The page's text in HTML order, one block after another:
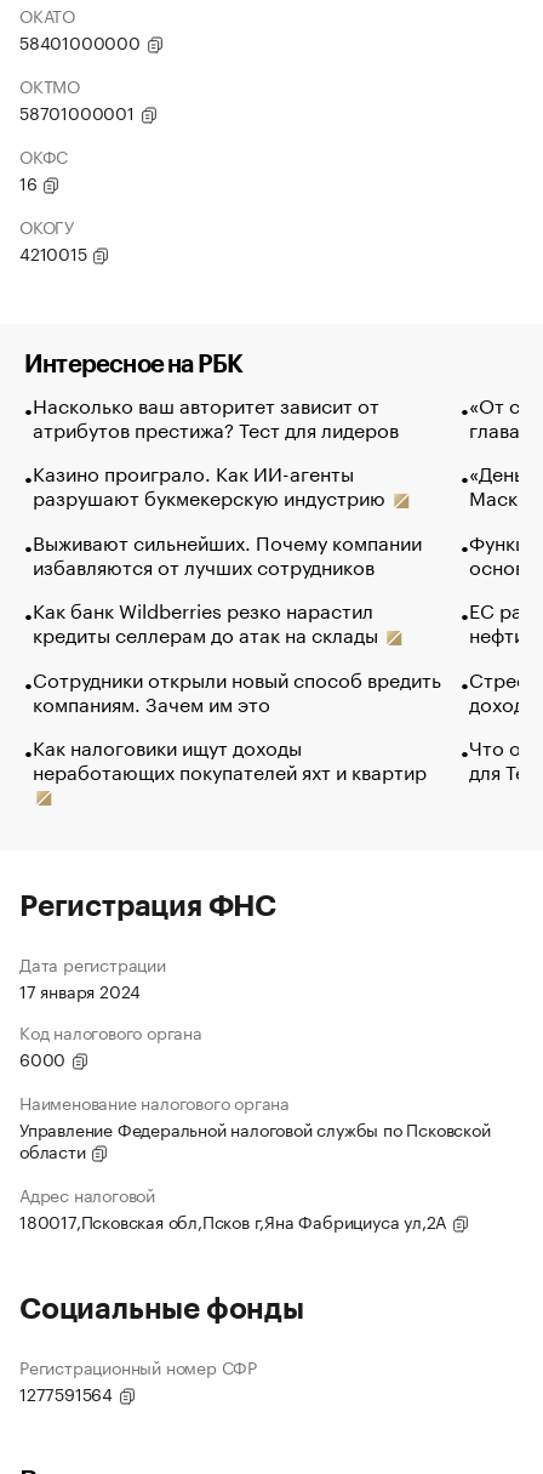
ОКАТО
58401000000
ОКТМО
58701000001
ОКФС
16
ОКОГУ
4210015
Интересное на РБК
Насколько ваш авторитет зависит от
атрибутов престижа? Тест для лидеров
Казино проиграло. Как ИИ-агенты
разрушают букмекерскую индустрию
Выживают сильнейших. Почему компании
избавляются от лучших сотрудников
Как банк Wildberries резко нарастил
кредиты селлерам до атак на склады
Сотрудники открыли новый способ вредить
компаниям. Зачем им это
Как налоговики ищут доходы
неработающих покупателей яхт и квартир
«От
глава
Маск в
основ
ЕС
нефти
Что
для
Регистрация ФНС
Дата регистрации
17 января 2024
Код налогового органа
6000
Наименование налогового органа
Управление Федеральной налоговой службы по Псковской
области
Адрес налоговой
180017,Псковская обл,Псков г,Яна Фабрициуса ул,2А
Социальные фонды
Регистрационный номер СФР
1277591564